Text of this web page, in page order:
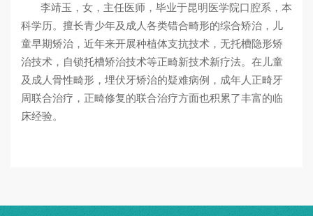
李靖玉，女，主任医师，毕业于昆明医学院口腔系，本
科学历。擅长青少年及成人各类错合畸形的综合矫治，儿
童早期矫治，近年来开展种植体支抗技术，无托槽隐形矫
治技术，自锁托槽矫治技术等正畸新技术新疗法。在儿童
及成人骨性畸形，埋伏牙矫治的疑难病例，成年人正畸牙
周联合治疗，正畸修复的联合治疗方面也积累了丰富的临
床经验。